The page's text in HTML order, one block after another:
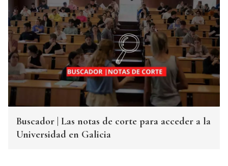
Buscador | Las notas de corte para acceder a la
Universidad en Galicia